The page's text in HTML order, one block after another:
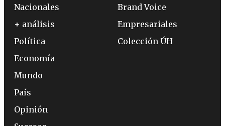
Nacionales
+ análisis
Política
Economía
Mundo
País
Opinión
Brand Voice
Empresariales
Colección ÚH